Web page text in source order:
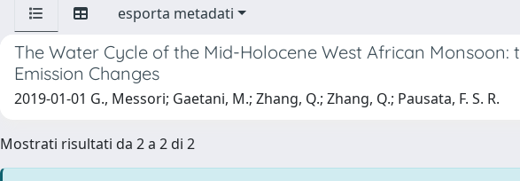
esporta metadati
The Water Cycle of the Mid-Holocene West African Monsoon:
Emission Changes
2019-01-01 G., Messori; Gaetani, M.; Zhang, Q.; Zhang, Q.; Pausata, F. S. R.
Mostrati risultati da 2 a 2 di 2